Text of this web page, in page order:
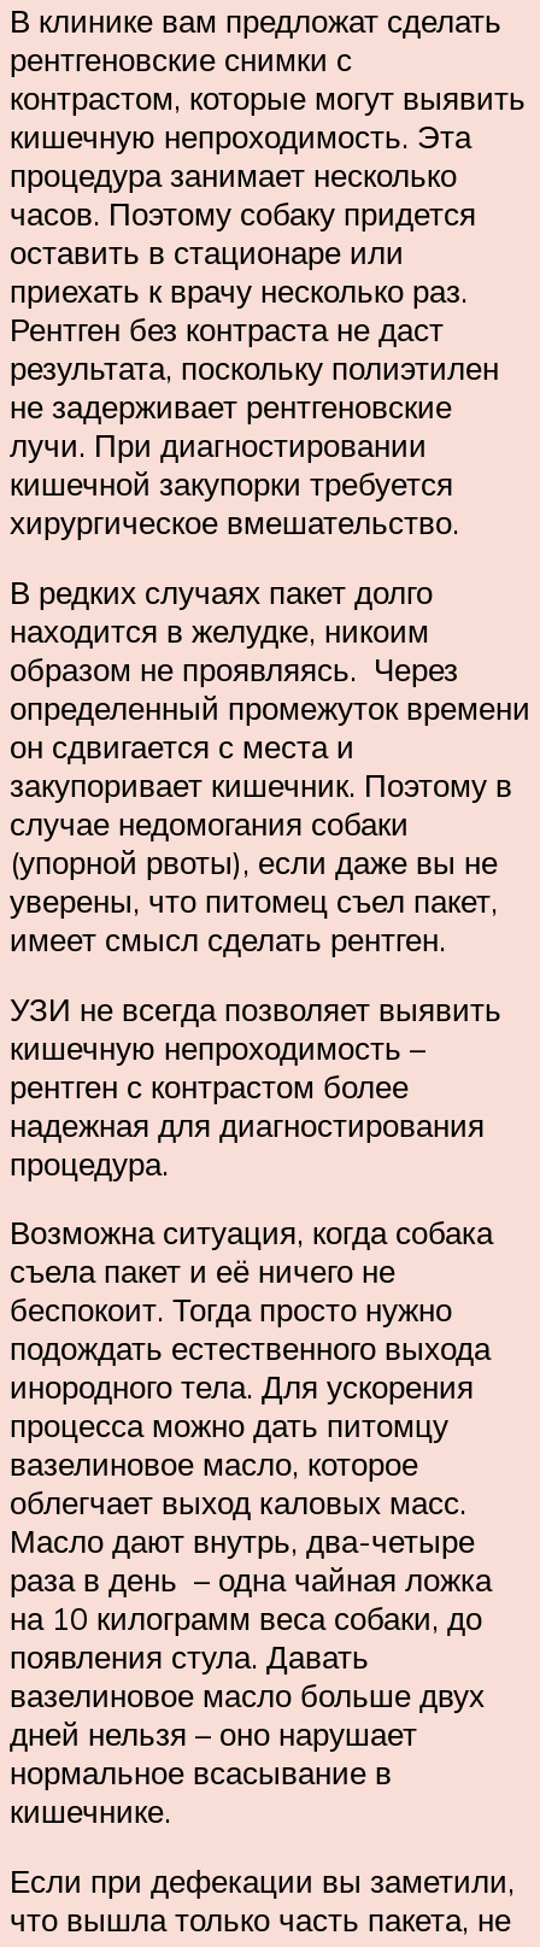
В клинике вам предложат сделать
рентгеновские снимки с
контрастом, которые могут выявить
кишечную непроходимость. Эта
процедура занимает несколько
часов. Поэтому собаку придется
оставить в стационаре или
приехать к врачу несколько раз.
Рентген без контраста не даст
результата, поскольку полиэтилен
не задерживает рентгеновские
лучи. При диагностировании
кишечной закупорки требуется
хирургическое вмешательство.
В редких случаях пакет долго
находится в желудке, никоим
образом не проявляясь. Через
определенный промежуток времени
он сдвигается с места и
закупоривает кишечник. Поэтому в
случае недомогания собаки
(упорной рвоты), если даже вы не
уверены, что питомец съел пакет,
имеет смысл сделать рентген.
УЗИ не всегда позволяет выявить
кишечную непроходимость –
рентген с контрастом более
надежная для диагностирования
процедура.
Возможна ситуация, когда собака
съела пакет и её ничего не
беспокоит. Тогда просто нужно
подождать естественного выхода
инородного тела. Для ускорения
процесса можно дать питомцу
вазелиновое масло, которое
облегчает выход каловых масс.
Масло дают внутрь, два-четыре
раза в день – одна чайная ложка
на 10 килограмм веса собаки, до
появления стула. Давать
вазелиновое масло больше двух
дней нельзя – оно нарушает
нормальное всасывание в
кишечнике.
Если при дефекации вы заметили,
что вышла только часть пакета, не